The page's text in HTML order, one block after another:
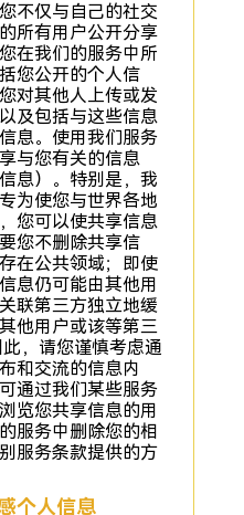
不仅与自己的社交
所有用户公开分享
在我们的服务中所
您公开的个人信
对其他人上传或发
及包括与这些信息
息。使用我们服务
与您有关的信息
息）。特别是，我
为使您与世界各地
您可以使共享信息
您不删除共享信
在公共领域；即使
息仍可能由其他用
联第三方独立地缓
他用户或该等第三
，请您谨慎考虑通
和交流的信息内
通过我们某些服务
览您共享信息的用
服务中删除您的相
服务条款提供的方
个人信息